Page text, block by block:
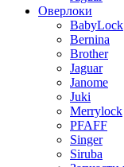
Оверлоки
BabyLock
Bernina
Brother
Jaguar
Janome
Juki
Merrylock
PFAFF
Singer
Siruba